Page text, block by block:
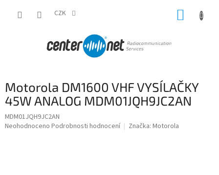
CZK
Motorola DM1600 VHF VYSÍLAČKY
45W ANALOG MDM01JQH9JC2AN
MDM01JQH9JC2AN
Průměrné
Neohodnoceno Podrobnosti hodnocení Značka: Motorola